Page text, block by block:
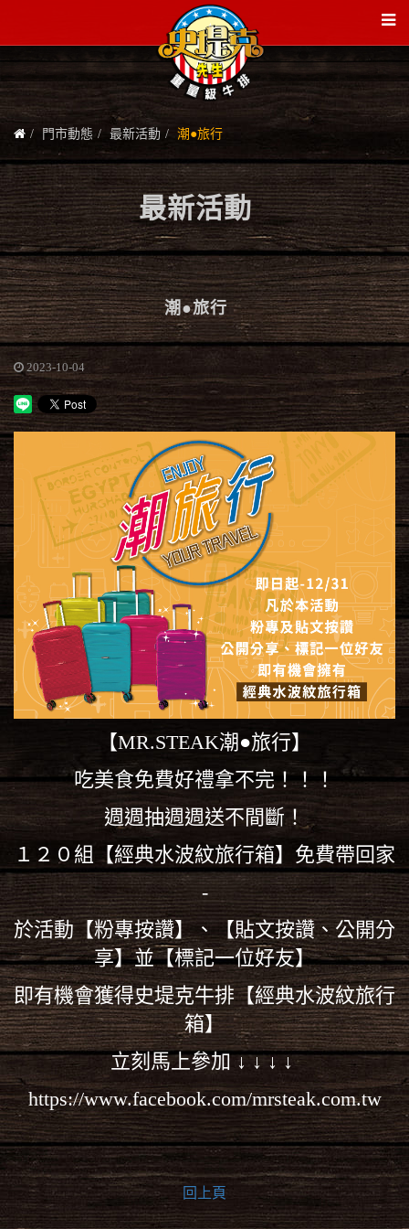
門市動態 最新活動 潮●旅行
最新活動
潮●旅行
2023-10-04
【MR.STEAK潮●旅行】
吃美食免費好禮拿不完！！！
週週抽週週送不間斷！
１２０組【經典水波紋旅行箱】免費帶回家
-
於活動【粉專按讚】、【貼文按讚、公開分
享】並【標記一位好友】
即有機會獲得史堤克牛排【經典水波紋旅行
箱】
立刻馬上參加 ↓ ↓ ↓ ↓
https://www.facebook.com/mrsteak.com.tw
回上頁